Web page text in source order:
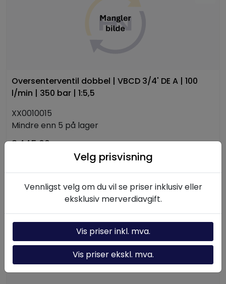
Oversenterventil dobbel | VBCD 3/4' DE A | 100
l/min | 350 bar | 1:5,5
XX0010015
Mindre enn 5 på lager
3.445,00
Legg i handlevogn
Velg prisvisning
Vennligst velg om du vil se priser inklusiv eller
eksklusiv merverdiavgift.
Vis priser inkl. mva.
Vis priser ekskl. mva.